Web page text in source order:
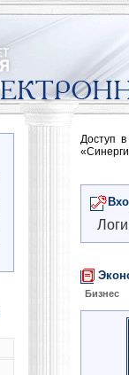
Доступ
Бизнес